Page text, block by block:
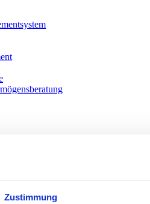
Zustimmung